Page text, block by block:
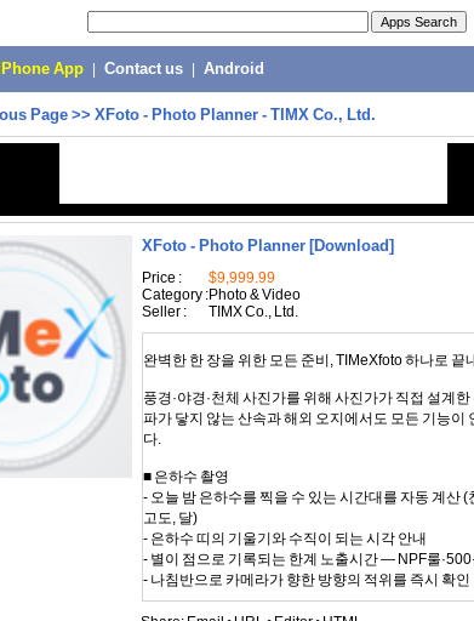
App Contact us Android
Page >> XFoto - Photo Planner - TIMX Co., Ltd.
XFoto - Photo Planner [Download]
Price :
$9,999.99
Category :Photo & Video
Seller :
TIMX Co., Ltd.
완벽한 한 장을 위한 모든 준비, TIMeXfoto 하나로 끝
풍경·야경·천체 사진가를 위해 사진가가 직접 설계
파가 닿지 않는 산속과 해외 오지에서도 모든 기능이
다.
■ 은하수 촬영
- 오늘 밤 은하수를 찍을 수 있는 시간대를 자동 계산
고도, 달)
- 은하수 띠의 기울기와 수직이 되는 시각 안내
- 별이 점으로 기록되는 한계 노출시간 — NPF룰
- 나침반으로 카메라가 향한 방향의 적위를 즉시 확인
■ 해·달·은하수 AR